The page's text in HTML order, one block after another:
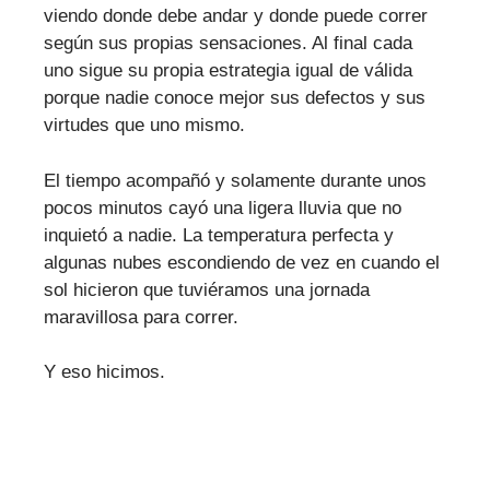
viendo donde debe andar y donde puede correr
según sus propias sensaciones. Al final cada
uno sigue su propia estrategia igual de válida
porque nadie conoce mejor sus defectos y sus
virtudes que uno mismo.
El tiempo acompañó y solamente durante unos
pocos minutos cayó una ligera lluvia que no
inquietó a nadie. La temperatura perfecta y
algunas nubes escondiendo de vez en cuando el
sol hicieron que tuviéramos una jornada
maravillosa para correr.
Y eso hicimos.